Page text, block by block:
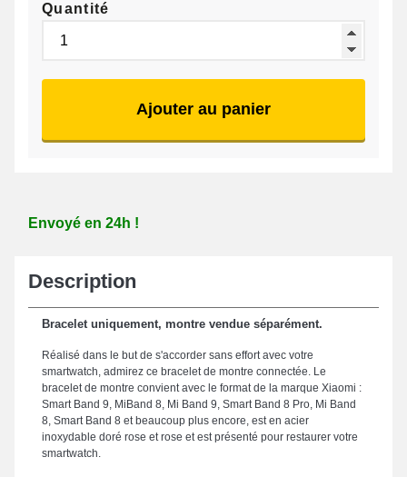
Quantité
Ajouter au panier
Envoyé en 24h !
Description
Bracelet uniquement, montre vendue séparément.
Réalisé dans le but de s'accorder sans effort avec votre
smartwatch, admirez ce bracelet de montre connectée. Le
bracelet de montre convient avec le format de la marque Xiaomi :
Smart Band 9, MiBand 8, Mi Band 9, Smart Band 8 Pro, Mi Band
8, Smart Band 8 et beaucoup plus encore, est en acier
inoxydable doré rose et rose et est présenté pour restaurer votre
smartwatch.